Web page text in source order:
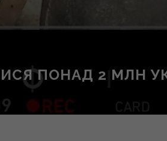
ПОНАД 2 МЛН